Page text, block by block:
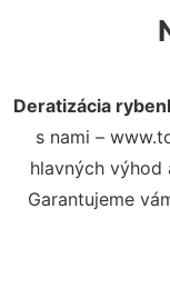
Deratizácia
s nami –
hlavných výhod
Garantujeme